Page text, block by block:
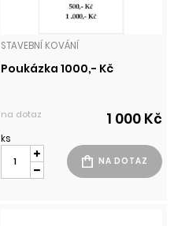
STAVEBNÍ KOVÁNÍ
Poukázka 1000,- Kč
na dotaz 1 000 Kč
ks